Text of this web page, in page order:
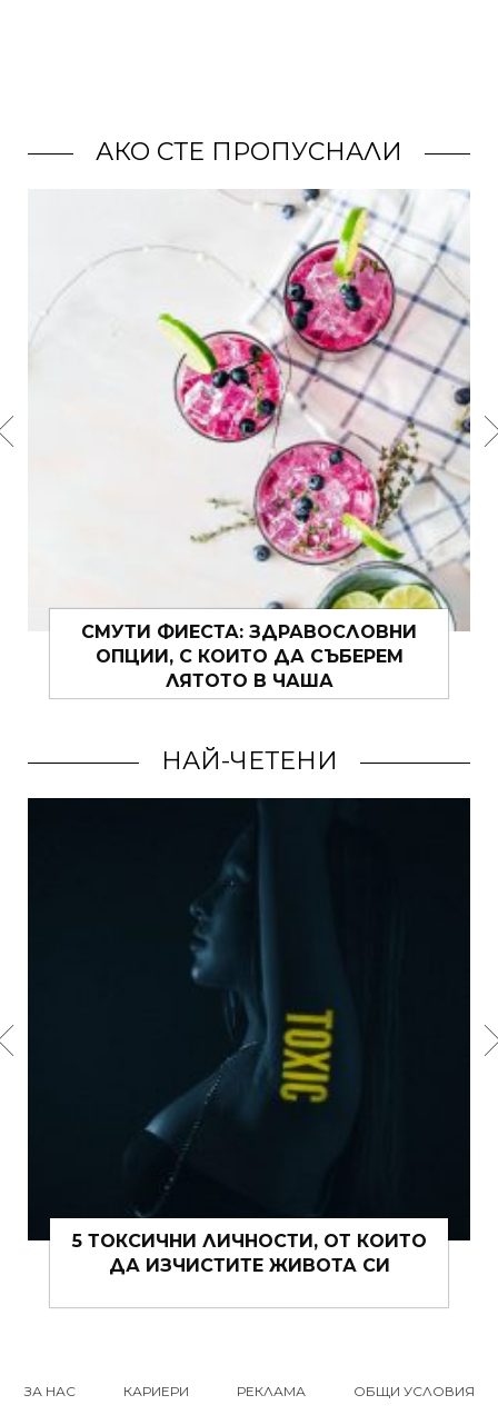
АКО СТЕ ПРОПУСНАЛИ
ЗА ПУЛОВЕРИТЕ, ПРОЛЕТТА И ОЩЕ
НЕЩО
НАЙ-ЧЕТЕНИ
15 ЩИПКИ РОМАНТИКА КЪМ ЖИВОТА
ВИ ТОВА ЛЯТО
ЗА НАС КАРИЕРИ РЕКЛАМА ОБЩИ УСЛОВИЯ